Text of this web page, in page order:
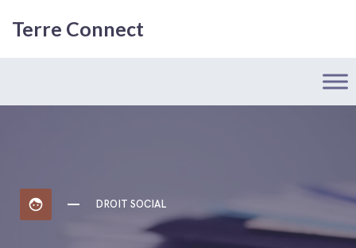
Terre Connect
face DROIT SOCIAL